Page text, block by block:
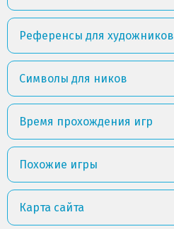
Референсы для художников
Символы для ников
Время прохождения игр
Похожие игры
Карта сайта